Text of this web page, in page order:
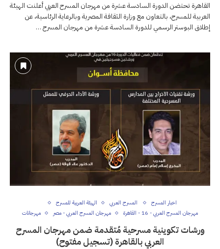
القاهرة تحتضن الدورة السادسة عشرة من مهرجان المسرح العربي أعلنت الهيئة
العربية للمسرح، بالتعاون مع وزارة الثقافة المصرية وبالرعاية الرئاسية، عن
إطلاق البوستر الرسمي للدورة السادسة عشرة من مهرجان المسرح …
اخبار المسرح المسرح العربي
الهيئة العربية للمسرح
مهرجان المسرح العربي - 16 - القاهرة
مهرجان المسرح العربي - مصر مهرجانات
ورشات تكوينية مسرحية مُتقدمة ضمن مهرجان المسرح
العربي بالقاهرة (تسجيل مفتوح)